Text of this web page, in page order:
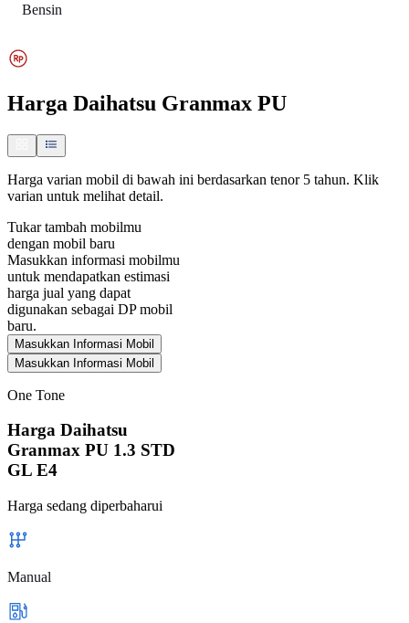
Bensin
Harga Daihatsu Granmax PU
Harga varian mobil di bawah ini berdasarkan tenor 5 tahun. Klik
varian untuk melihat detail.
Tukar tambah mobilmu
dengan mobil baru
Masukkan informasi mobilmu
untuk mendapatkan estimasi
harga jual yang dapat
digunakan sebagai DP mobil
baru.
Masukkan Informasi Mobil
Masukkan Informasi Mobil
One Tone
Harga Daihatsu
Granmax PU 1.3 STD
GL E4
Harga sedang diperbaharui
Manual